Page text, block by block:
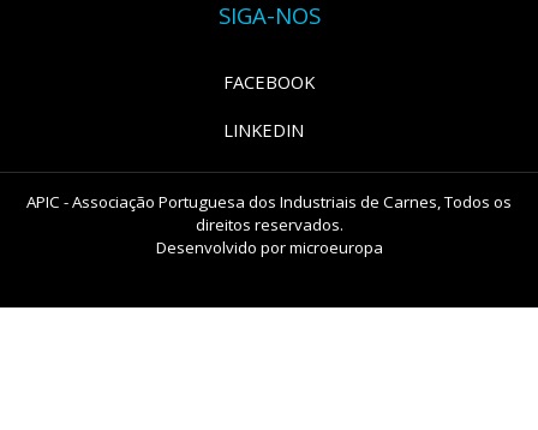
SIGA-NOS
FACEBOOK
LINKEDIN
APIC - Associação Portuguesa dos Industriais de Carnes, Todos os
direitos reservados.
Desenvolvido pormicroeuropa